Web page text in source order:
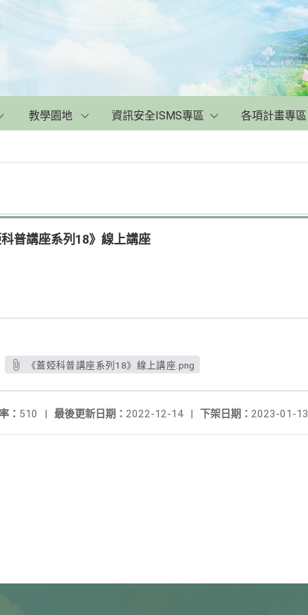
教學園地 資訊安全ISMS專區 各項計畫專區
普講座系列18》線上講座
《蓋婭科普講座系列18》線上講座.png
下架日期： 2023-01-13
最後更新日期： 2022-12-14 |
： 510 |